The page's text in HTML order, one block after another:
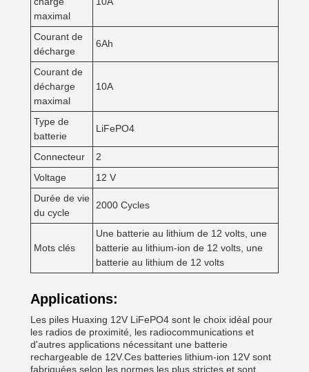
maximal
Courant de
décharge
6Ah
Courant de
décharge
maximal
10A
Type de
batterie
LiFePO4
Connecteur
2
Voltage
12 V
Durée de vie
du cycle
2000 Cycles
Mots clés
Une batterie au lithium de 12 volts, une
batterie au lithium-ion de 12 volts, une
batterie au lithium de 12 volts
Applications:
Les piles Huaxing 12V LiFePO4 sont le choix idéal pour
les radios de proximité, les radiocommunications et
d'autres applications nécessitant une batterie
rechargeable de 12V.Ces batteries lithium-ion 12V sont
fabriquées selon les normes les plus strictes et sont